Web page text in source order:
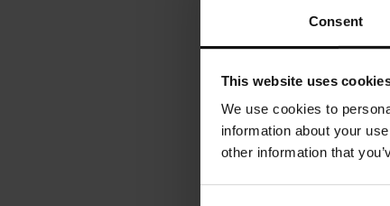
Consent
This website uses
We use cookies to
information about your
other information that